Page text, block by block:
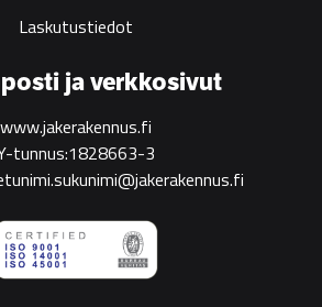
Laskutustiedot
ja verkkosivut
www.jakerakennus.fi
tunnus:1828663-3